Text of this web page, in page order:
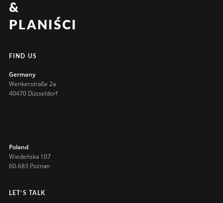
&
PLANIŚCI
FIND US
Germany
Wenkerstraße 2a
40470 Düsseldorf
Poland
Wiedeńska 107
60-683 Poznan
LET’S TALK